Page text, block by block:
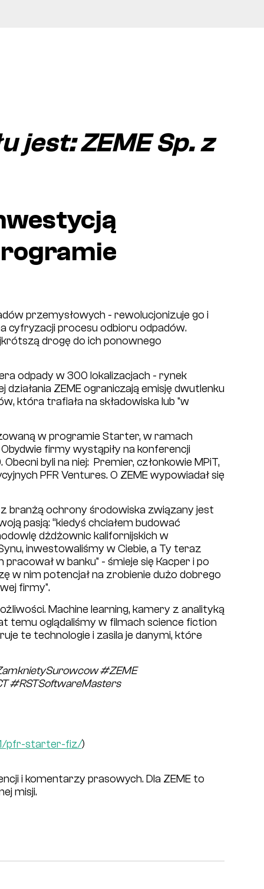
jest: ZEME Sp. z
przemysłowych - rewolucjonizuje go i
cyfryzacji procesu odbioru odpadów.
drogę do ich ponownego
odpady w 300 lokalizacjach - rynek
ZEME ograniczają emisję dwutlenku
która trafiała na składowiska lub "w
w programie Starter, w ramach
firmy wystąpiły na konferencji
byli na niej: Premier, członkowie MPiT,
PFR Ventures. O ZEME wypowiadał się
branżą ochrony środowiska związany jest
pasją: “kiedyś chciałem budować
dżdżownic kalifornijskich w
inwestowaliśmy w Ciebie, a Ty teraz
w banku" - śmieje się Kacper i po
w nim potencjał na zrobienie dużo dobrego
firmy".
Machine learning, kamery z analityką
temu oglądaliśmy w filmach science fiction
te technologie i zasila je danymi, które
#ZEME
#RSTSoftwareMasters
pfr-starter-fiz/)
i komentarzy prasowych. Dla ZEME to
misji.